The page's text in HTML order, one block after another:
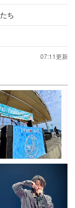
ち
07:11更新